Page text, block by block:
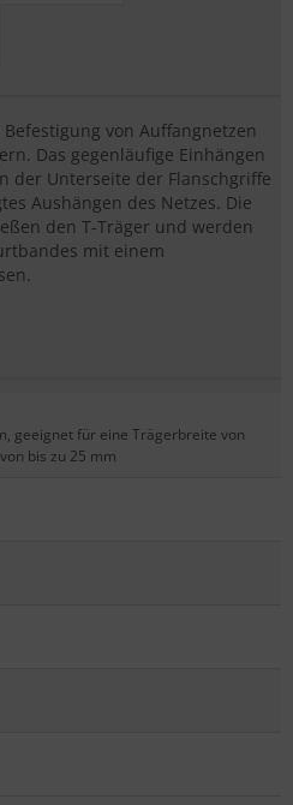
von Auffangnetzen
Das gegenläufige Einhängen
der Unterseite der Flanschgriffe
Aushängen des Netzes. Die
den T-Träger und werden
mit einem
geeignet für eine Trägerbreite von
bis zu 25 mm